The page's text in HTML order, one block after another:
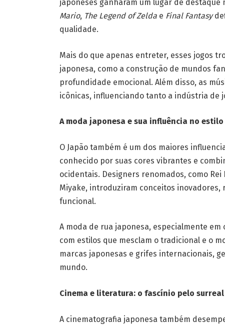
japoneses ganharam um lugar de destaque
Mario, The Legend of Zeldae Final Fantasy
qualidade.
Mais do que apenas entreter, esses jogos
japonesa, como a construção de mundos
profundidade emocional. Além disso, as
icônicas, influenciando tanto a indústria de
A moda japonesa e sua influência no
O Japão também é um dos maiores
conhecido por suas cores vibrantes e
ocidentais. Designers renomados, como
Miyake, introduziram conceitos
funcional.
A moda de rua japonesa, especialmente
com estilos que mesclam o tradicional e o
marcas japonesas e grifes internacionais,
mundo.
Cinema e literatura: o fascínio pelo surreal
A cinematografia japonesa também